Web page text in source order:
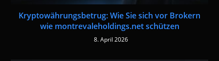
Kryptowährungsbetrug: Wie Sie sich vor Brokern
wie montrevaleholdings.net schützen
8. April 2026